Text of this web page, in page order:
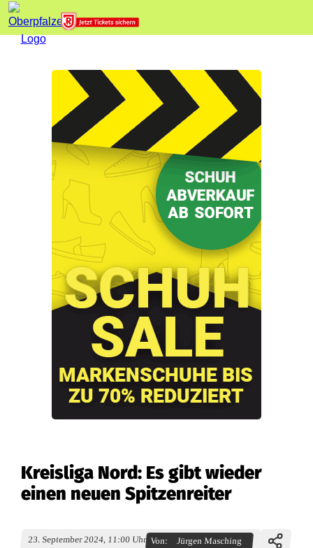
Kreisliga Nord: Es gibt wieder
einen neuen Spitzenreiter
23. September 2024, 11:00 Uhr Von: Jürgen Masching